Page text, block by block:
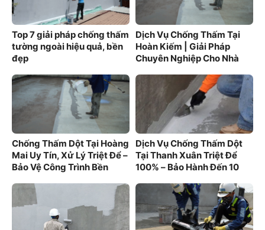
Top 7 giải pháp chống thấm
tường ngoài hiệu quả, bền
đẹp
Dịch Vụ Chống Thấm Tại
Hoàn Kiếm | Giải Pháp
Chuyên Nghiệp Cho Nhà
Chống Thấm Dột Tại Hoàng
Mai Uy Tín, Xử Lý Triệt Để –
Bảo Vệ Công Trình Bền
Dịch Vụ Chống Thấm Dột
Tại Thanh Xuân Triệt Để
100% – Bảo Hành Đến 10